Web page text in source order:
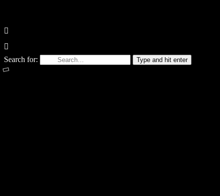
Search for: Type and hit enter